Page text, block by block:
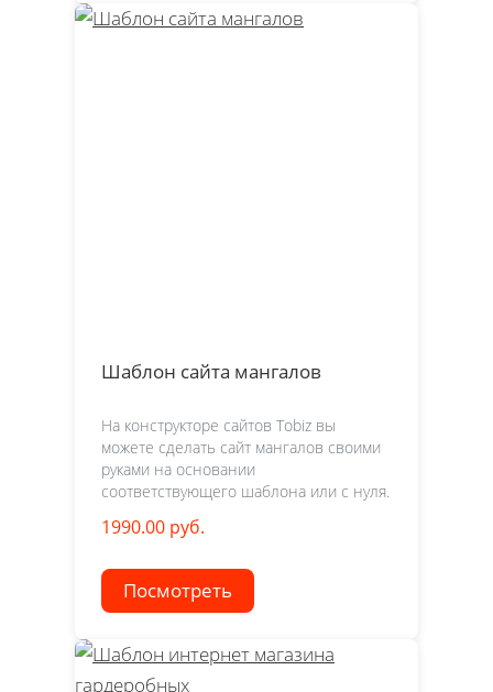
Шаблон сайта мангалов
На конструкторе сайтов Tobiz вы
можете сделать сайт мангалов своими
руками на основании
соответствующего шаблона или с нуля.
1990.00 руб.
Посмотреть